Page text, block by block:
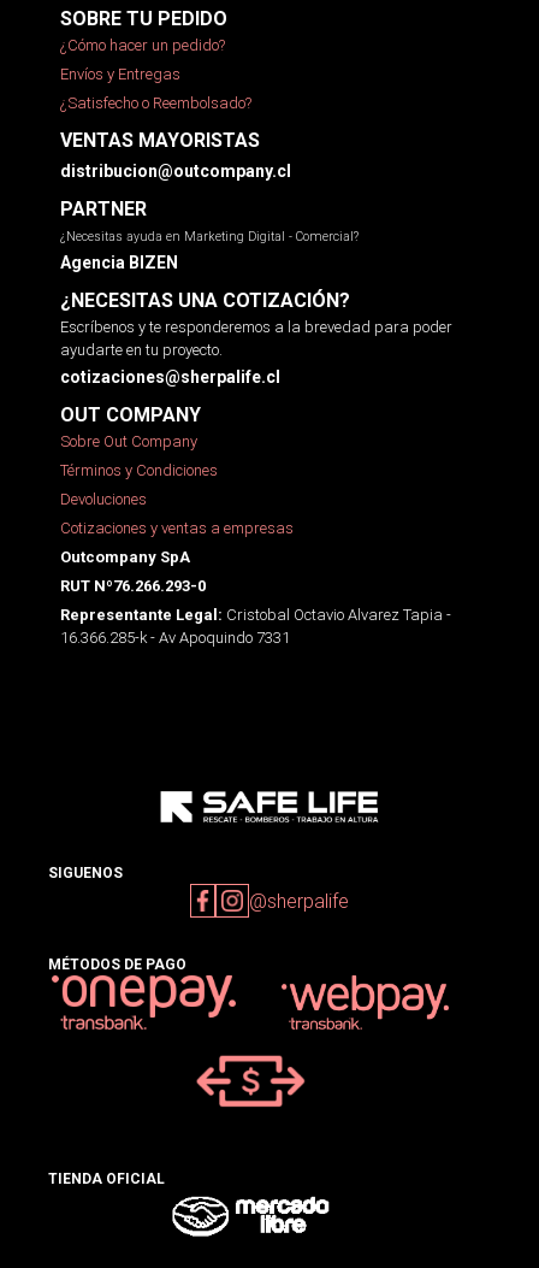
SOBRE TU PEDIDO
¿Cómo hacer un pedido?
Envíos y Entregas
¿Satisfecho o Reembolsado?
VENTAS MAYORISTAS
distribucion@outcompany.cl
PARTNER
¿Necesitas ayuda en Marketing Digital - Comercial?
Agencia BIZEN
¿NECESITAS UNA COTIZACIÓN?
Escríbenos y te responderemos a la brevedad para poder
ayudarte en tu proyecto.
cotizaciones@sherpalife.cl
OUT COMPANY
Sobre Out Company
Términos y Condiciones
Devoluciones
Cotizaciones y ventas a empresas
Outcompany SpA
RUT Nº76.266.293-0
Representante Legal: Cristobal Octavio Alvarez Tapia -
16.366.285-k - Av Apoquindo 7331
SIGUENOS
@sherpalife
MÉTODOS DE PAGO
TIENDA OFICIAL